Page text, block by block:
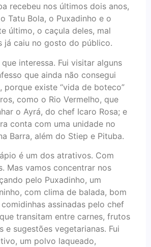
recebeu nos últimos dois anos,
Tatu Bola, o Puxadinho e o
último, o caçula deles, mal
já caiu no gosto do público.
interessa. Fui visitar alguns
que ainda não consegui
porque existe “vida de boteco”
como o Rio Vermelho, que
o Ayrá, do chef Icaro Rosa; e
conta com uma unidade no
Barra, além do Stiep e Pituba.
é um dos atrativos. Com
Mas vamos concentrar nos
pelo Puxadinho, um
com clima de balada, bom
assinadas pelo chef
transitam entre carnes, frutos
e sugestões vegetarianas. Fui
um polvo laqueado,